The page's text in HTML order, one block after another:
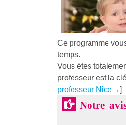
Ce programme
temps.
Vous êtes
professeur est la
professeur Nice→
Notre